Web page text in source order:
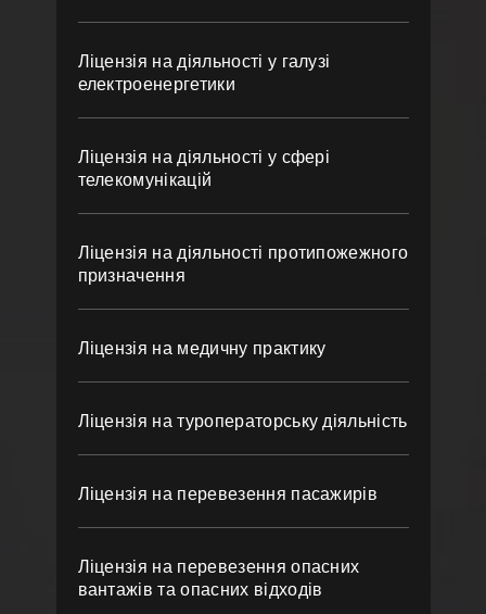
Ліцензія на діяльності у галузі
електроенергетики
Ліцензія на діяльності у сфері
телекомунікацій
Ліцензія на діяльності протипожежного
призначення
Ліцензія на медичну практику
Ліцензія на туроператорську діяльність
Ліцензія на перевезення пасажирів
Ліцензія на перевезення опасних
вантажів та опасних відходів